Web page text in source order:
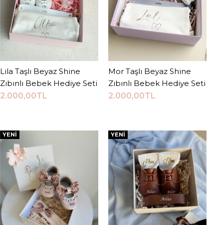
Gold Shine Zıbınlı
Hediye Seti
2.000,00TL
Sepete Ekle
KARŞILAŞTIRMA LISTESINE EKLE
ALIŞVERIŞ LISTESINE EKLE
Sepete Ekle
Lila Taşlı Beyaz Shine
Zıbınlı Bebek Hediye Seti
2.000,00TL
Sepete Ekle
Mor Taşlı Beyaz Shine
Zıbınlı Bebek Hediye Seti
2.000,00TL
YENI YENI